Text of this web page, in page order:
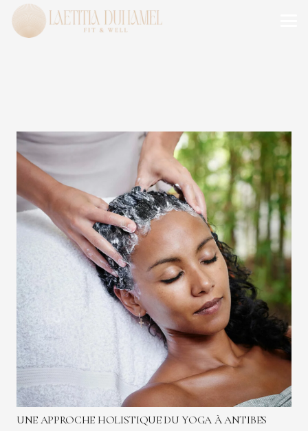
UNE APPROCHE HOLISTIQUE DU YOGA À ANTIBES